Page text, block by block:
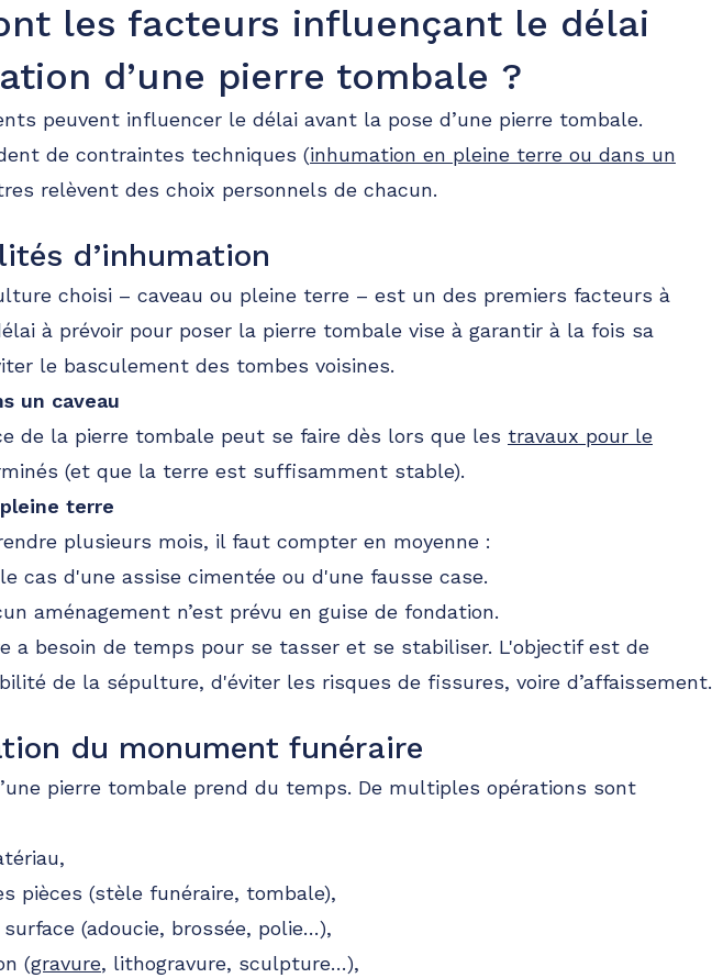
les facteurs influençant le délai
d’une pierre tombale ?
peuvent influencer le délai avant la pose d’une pierre tombale.
de contraintes techniques (inhumation en pleine terre ou dans un
relèvent des choix personnels de chacun.
d’inhumation
choisi – caveau ou pleine terre – est un des premiers facteurs à
à prévoir pour poser la pierre tombale vise à garantir à la fois sa
le basculement des tombes voisines.
un caveau
de la pierre tombale peut se faire dès lors que les travaux pour le
(et que la terre est suffisamment stable).
terre
plusieurs mois, il faut compter en moyenne :
cas d'une assise cimentée ou d'une fausse case.
aménagement n’est prévu en guise de fondation.
a besoin de temps pour se tasser et se stabiliser. L'objectif est de
de la sépulture, d'éviter les risques de fissures, voire d’affaissement.
du monument funéraire
pierre tombale prend du temps. De multiples opérations sont
pièces (stèle funéraire, tombale),
(adoucie, brossée, polie…),
(gravure, lithogravure, sculpture…),